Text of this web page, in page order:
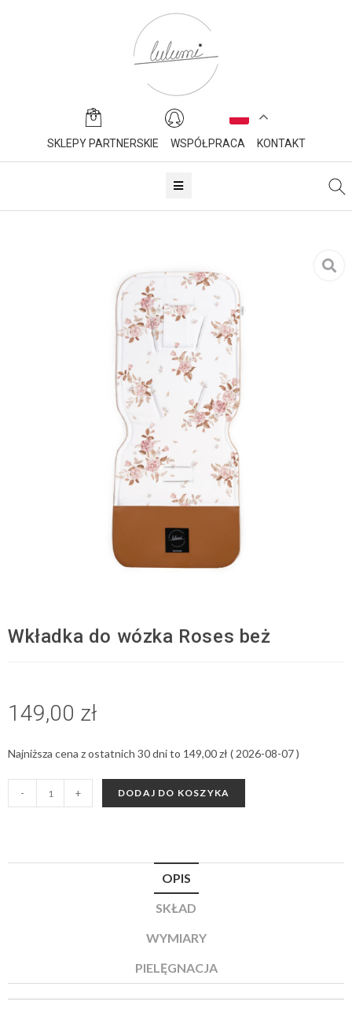
SKLEPY PARTNERSKIE WSPÓŁPRACA KONTAKT
Wkładka do wózka Roses beż
149,00 zł
Najniższa cena z ostatnich 30 dni to 149,00zł ( 2026-08-07)
- + DODAJ DO KOSZYKA
OPIS
SKŁAD
WYMIARY
PIELĘGNACJA